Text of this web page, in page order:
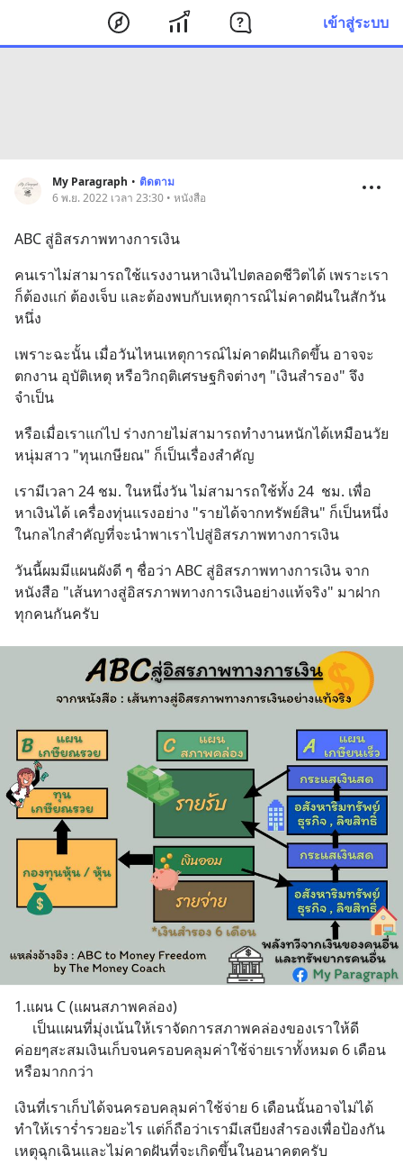
เข้าสู่ระบบ
My Paragraph • ติดตาม
6 พ.ย. 2022 เวลา 23:30 • หนังสือ
ABC สู่อิสรภาพทางการเงิน
คนเราไม่สามารถใช้แรงงานหาเงินไปตลอดชีวิตได้ เพราะเรา
ก็ต้องแก่ ต้องเจ็บ และต้องพบกับเหตุการณ์ไม่คาดฝันในสักวัน
หนึ่ง
เพราะฉะนั้น เมื่อวันไหนเหตุการณ์ไม่คาดฝันเกิดขึ้น อาจจะ
ตกงาน อุบัติเหตุ หรือวิกฤติเศรษฐกิจต่างๆ "เงินสำรอง" จึง
จำเป็น
หรือเมื่อเราแก่ไป ร่างกายไม่สามารถทำงานหนักได้เหมือนวัย
หนุ่มสาว "ทุนเกษียณ" ก็เป็นเรื่องสำคัญ
เรามีเวลา 24 ชม. ในหนึ่งวัน ไม่สามารถใช้ทั้ง 24  ชม. เพื่อ
หาเงินได้ เครื่องทุ่นแรงอย่าง "รายได้จากทรัพย์สิน" ก็เป็นหนึ่ง
ในกลไกสำคัญที่จะนำพาเราไปสู่อิสรภาพทางการเงิน
วันนี้ผมมีแผนผังดี ๆ ชื่อว่า ABC สู่อิสรภาพทางการเงิน จาก
หนังสือ "เส้นทางสู่อิสรภาพทางการเงินอย่างแท้จริง" มาฝาก
ทุกคนกันครับ
1.แผน C (แผนสภาพคล่อง)
ค่อยๆสะสมเงินเก็บจนครอบคลุมค่าใช้จ่ายเราทั้งหมด 6 เดือน
หรือมากกว่า
เงินที่เราเก็บได้จนครอบคลุมค่าใช้จ่าย 6 เดือนนั้นอาจไม่ได้
ทำให้เราร่ำรวยอะไร แต่ก็ถือว่าเรามีเสบียงสำรองเพื่อป้องกัน
เหตุฉุกเฉินและไม่คาดฝันที่จะเกิดขึ้นในอนาคตครับ